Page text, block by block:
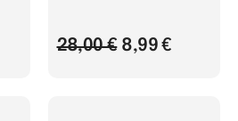
28,00 € 8,99 €